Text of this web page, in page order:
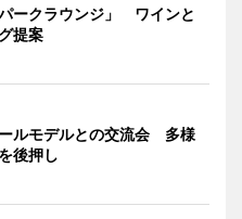
ークラウンジ」 ワインと
提案
ルモデルとの交流会 多様
後押し